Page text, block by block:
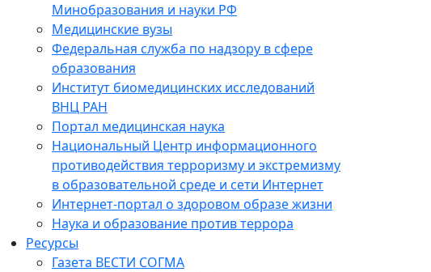
Минобразования и науки РФ
Медицинские вузы
Федеральная служба по надзору в сфере
образования
Институт биомедицинских исследований
ВНЦ РАН
Портал медицинская наука
Национальный Центр информационного
противодействия терроризму и экстремизму
в образовательной среде и сети Интернет
Интернет-портал о здоровом образе жизни
Наука и образование против террора
Ресурсы
Газета ВЕСТИ СОГМА